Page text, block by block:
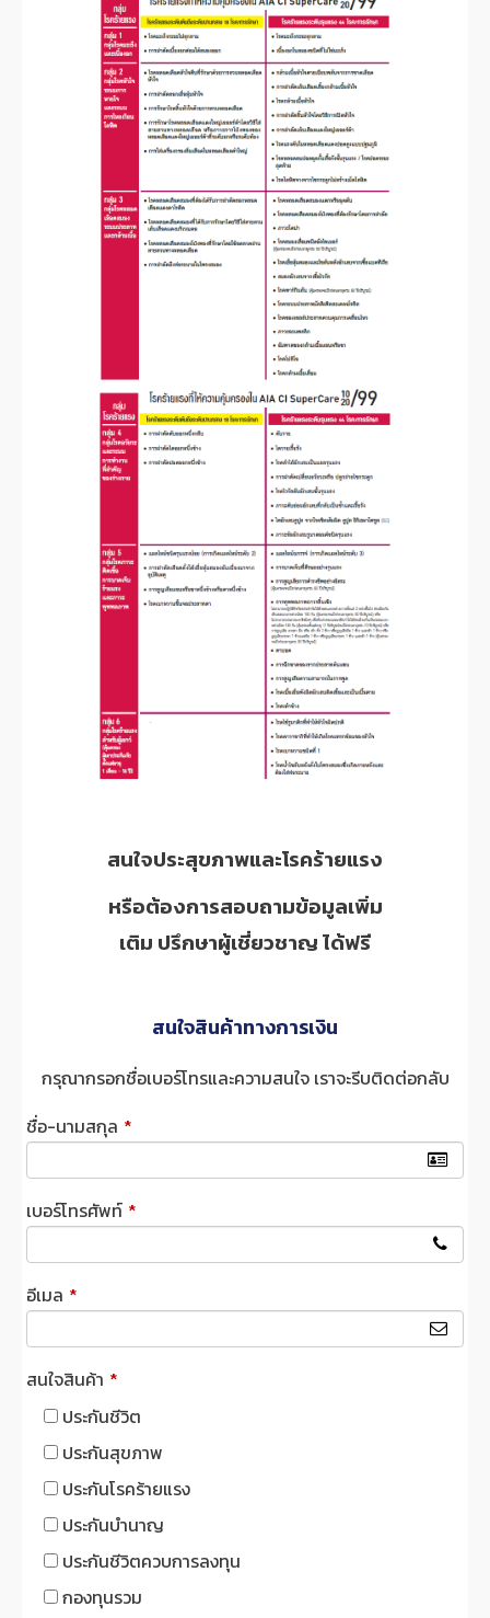
สนใจประสุขภาพและโรคร้ายแรง
หรือต้องการสอบถามข้อมูลเพิ่ม
เติม ปรึกษาผู้เชี่ยวชาญ ได้ฟรี
สนใจสินค้าทางการเงิน
กรุณากรอกชื่อเบอร์โทรและความสนใจ เราจะรีบติดต่อกลับ
ชื่อ-นามสกุล *
เบอร์โทรศัพท์ *
อีเมล *
สนใจสินค้า *
ประกันชีวิต
ประกันสุขภาพ
ประกันโรคร้ายแรง
ประกันบำนาญ
ประกันชีวิตควบการลงทุน
กองทุนรวม